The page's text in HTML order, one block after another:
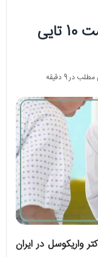
در 9 دقیقه
واریکوسل در ایران